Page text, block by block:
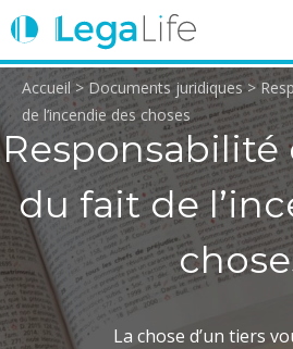
ENTREPRISE TRAVAIL
Login
Accueil >Documents juridiques>
de l’incendie des choses
du fait de
La chose d’un tiers